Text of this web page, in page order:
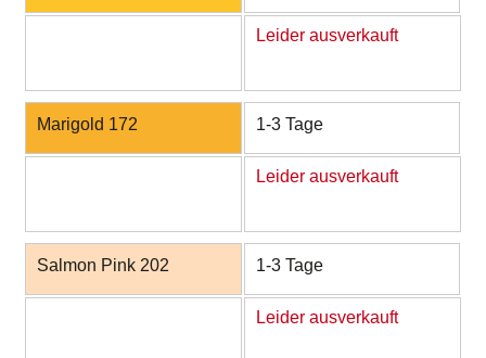
Leider ausverkauft
Marigold 172 1-3 Tage
Leider ausverkauft
Salmon Pink 202 1-3 Tage
Leider ausverkauft